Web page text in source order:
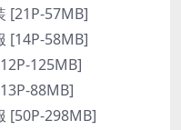
[21P-57MB]
[14P-58MB]
125MB]
88MB]
[50P-298MB]